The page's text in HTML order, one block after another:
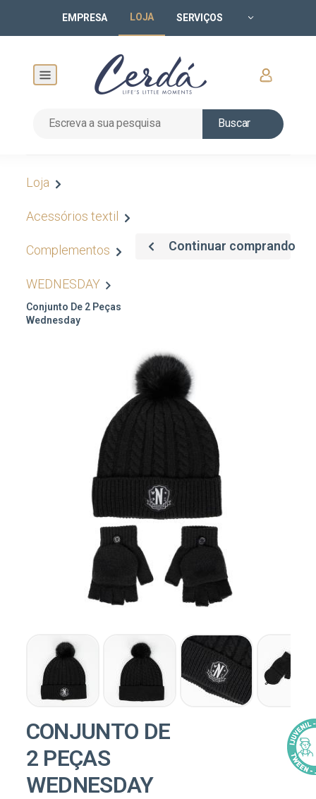
EMPRESA LOJA SERVIÇOS
Buscar
Loja
Acessórios textil
Complementos
WEDNESDAY
Conjunto De 2 Peças
Wednesday
Continuar comprando
CONJUNTO DE
2 PEÇAS
WEDNESDAY